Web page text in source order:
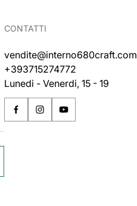
CONTATTI
vendite@interno680craft.com
+393715274772
Lunedi - Venerdi, 15 - 19